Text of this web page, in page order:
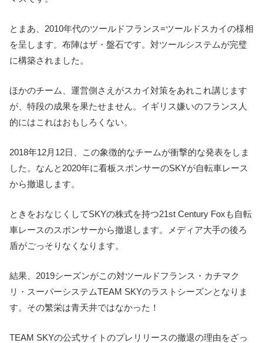
とまあ、2010年代のツールドフランス=ツールドスカイの様相
を呈します。布陣はザ・盤石です。対ツールシステムが完璧
に構築されました。
ほかのチーム、運営側さえがスカイ対策をあれこれ講じます
が、特段の成果を果たせません。イギリス嫌いのフランス人
的にはこれはおもしろくない。
2018年12月12日、この象徴的なチームが衝撃的な発表をしま
した。なんと2020年に看板スポンサーのSKYが自転車レース
から撤退します。
ときをおなじくしてSKYの株式を持つ21st Century Foxも自転
車レースのスポンサーから撤退します。メディア大手の後ろ
盾がごっそりなくなります。
結果、2019シーズンがこの対ツールドフランス・カチマク
リ・スーパーシステムTEAM SKYのラストシーズンとなりま
す。その繁栄は青天井ではなかった！
TEAM SKYの公式サイトのプレリリースの撤退の理由をざっ